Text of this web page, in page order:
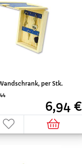
per Stk.
6,94 €